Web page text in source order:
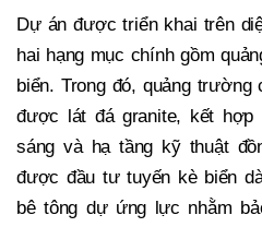
Dự án được triển khai trên
hai hạng mục chính gồm
biển. Trong đó, quảng trường
được lát đá granite, kết hợp
sáng và hạ tầng kỹ thuật
được đầu tư tuyến kè biển
bê tông dự ứng lực nhằm